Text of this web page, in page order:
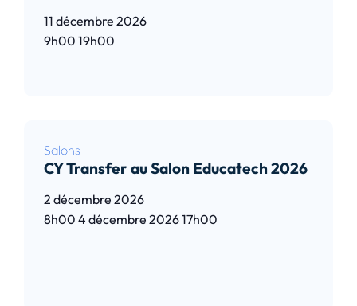
11 décembre 2026
9h00 19h00
Salons
CY Transfer au Salon Educatech 2026
2 décembre 2026
8h00 4 décembre 202617h00